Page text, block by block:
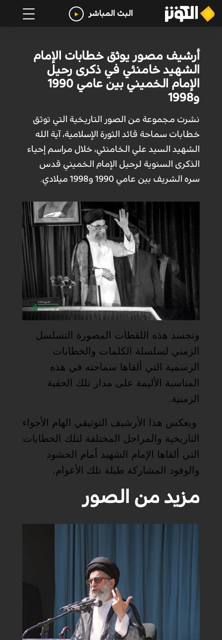
البث المباشر
أرشيف مصور يوثق خطابات الإمام
الشهيد خامنئي في ذكرى رحيل
الإمام الخميني بين عامي 1990
و1998
نشرت مجموعة من الصور التاريخية التي توثق
خطابات سماحة قائد الثورة الإسلامية، آية الله
الشهيد السيد علي الخامنئي، خلال مراسم إحياء
الذكرى السنوية لرحيل الإمام الخميني قدس
سره الشريف بين عامي 1990 و1998 ميلادي.
وتجسد هذه اللقطات المصورة التسلسل
الزمني لسلسلة الكلمات والخطابات
الرسمية التي ألقاها سماحته في هذه
المناسبة الأليمة على مدار تلك الحقبة
الزمنية.
ويعكس هذا الأرشيف التوثيقي الهام الأجواء
التاريخية والمراحل المختلفة لتلك الخطابات
التي ألقاها الإمام الشهيد أمام الحشود
والوفود المشاركة طيلة تلك الأعوام.
مزيد من الصور